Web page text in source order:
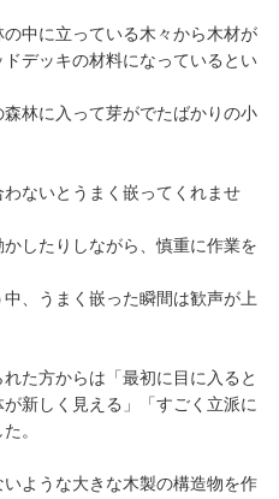
中に立っている木々から木材が
デッキの材料になっているとい
林に入って芽がでたばかりの小
ないとうまく嵌ってくれませ
したりしながら、慎重に作業を
、うまく嵌った瞬間は歓声が上
た方からは「最初に目に入ると
新しく見える」「すごく立派に
。
ような大きな木製の構造物を作